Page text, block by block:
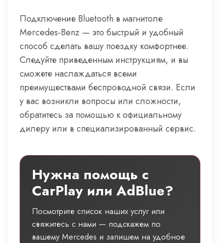
Подключение Bluetooth в магнитоле
Mercedes-Benz — это быстрый и удобный
способ сделать вашу поездку комфортнее.
Следуйте приведенным инструкциям, и вы
сможете наслаждаться всеми
преимуществами беспроводной связи. Если
у вас возникли вопросы или сложности,
обратитесь за помощью к официальному
дилеру или в специализированный сервис.
Нужна помощь с
CarPlay или AdBlue?
Посмотрите список наших услуг или
свяжитесь с нами — подскажем по
вашему Mercedes и запишем на удобное